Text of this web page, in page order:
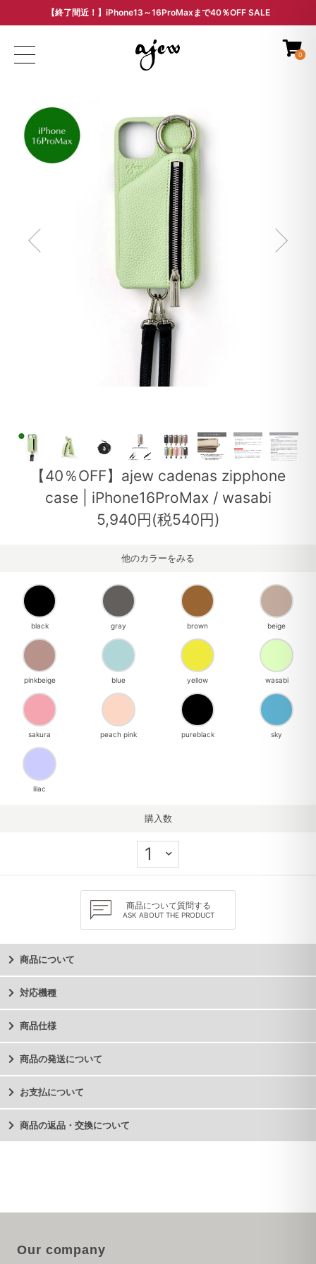
【終了間近！】iPhone13～16ProMaxまで40％OFF SALE
ARCHIVE SALE - 過去モデルをお得な価格で -
0
【40％OFF】ajew cadenas zipphone
case | iPhone16ProMax / wasabi
5,940円(税540円)
他のカラーをみる
black gray brown beige
pinkbeige blue yellow wasabi
sakura peach pink pureblack sky
lilac
購入数
商品について質問する
ASK ABOUT THE PRODUCT
商品について
対応機種
商品仕様
商品の発送について
お支払について
商品の返品・交換について
Our company